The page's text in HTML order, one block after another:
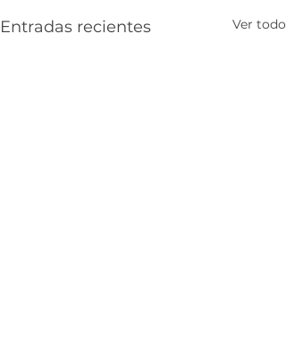
Entradas recientes Ver todo